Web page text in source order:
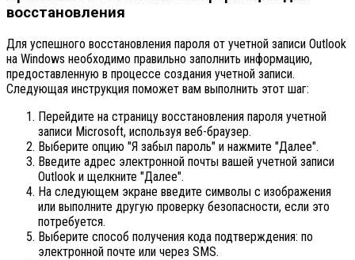
восстановления
Для успешного восстановления пароля от учетной записи Outlook
на Windows необходимо правильно заполнить информацию,
предоставленную в процессе создания учетной записи.
Следующая инструкция поможет вам выполнить этот шаг:
Перейдите на страницу восстановления пароля учетной
записи Microsoft, используя веб-браузер.
Выберите опцию "Я забыл пароль" и нажмите "Далее".
Введите адрес электронной почты вашей учетной записи
Outlook и щелкните "Далее".
На следующем экране введите символы с изображения
или выполните другую проверку безопасности, если это
потребуется.
Выберите способ получения кода подтверждения: по
электронной почте или через SMS.